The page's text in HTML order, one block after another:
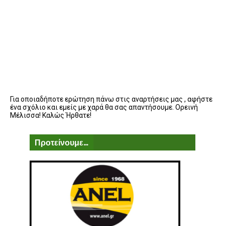
Για οποιαδήποτε ερώτηση πάνω στις αναρτήσεις μας , αφήστε
ένα σχόλιο και εμείς με χαρά θα σας απαντήσουμε. Ορεινή
Μέλισσα! Καλώς Ήρθατε!
Προτείνουμε...